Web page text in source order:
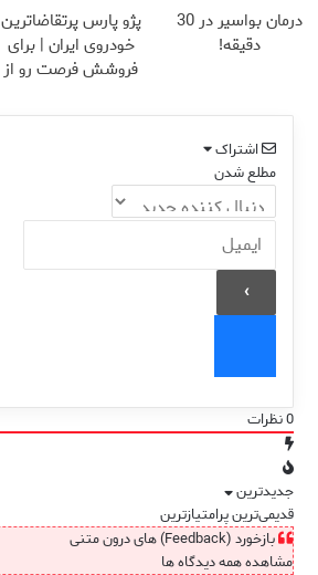
درمان بواسیر در 30
دقیقه!
پژو پارس پرتقاضاترین
خودروی ایران | برای
فروشش فرصت رو از
اشتراک
مطلع شدن
0نظرات
جدیدترین
قدیمی‌ترینپرامتیازترین
بازخورد (Feedback) های درون متنی
مشاهده همه دیدگاه ها